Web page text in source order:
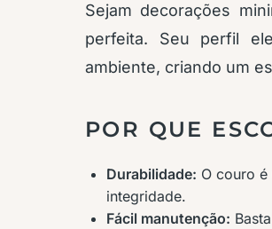
Sejam decorações
perfeita. Seu perfil
ambiente, criando um
POR QUE
Durabilidade: O couro
integridade.
Fácil manutenção: